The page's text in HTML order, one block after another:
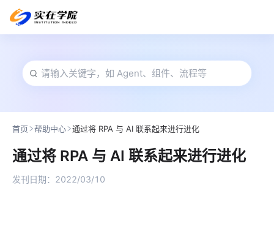
首页 帮助中心 通过将 RPA 与 AI 联系起来进行进化
通过将 RPA 与 AI 联系起来进行进化
发刊日期： 2022/03/10